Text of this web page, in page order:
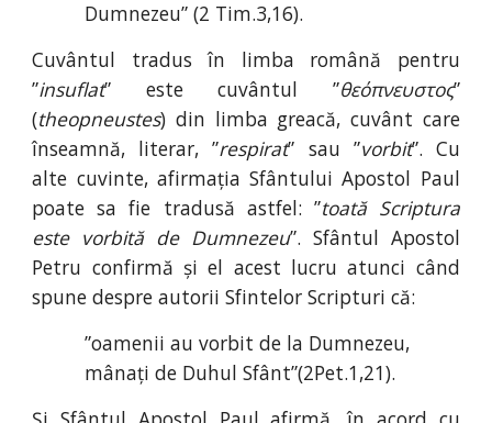
Dumnezeu” (2 Tim.3,16).
Cuvântul tradus în limba română pentru
”insuflat” este cuvântul ”θεόπνευστος”
(theopneustes) din limba greacă, cuvânt care
înseamnă, literar, ”respirat” sau ”vorbit”. Cu
alte cuvinte, afirmația Sfântului Apostol Paul
poate sa fie tradusă astfel: ”toată Scriptura
este vorbită de Dumnezeu”. Sfântul Apostol
Petru confirmă și el acest lucru atunci când
spune despre autorii Sfintelor Scripturi că:
”oamenii au vorbit de la Dumnezeu,
mânați de Duhul Sfânt”(2Pet.1,21).